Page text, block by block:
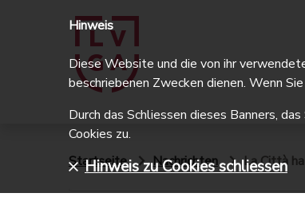
Startseite Nachrichten La Città
Hinweis
Diese Website und die von ihr
beschriebenen Zwecken dienen. Wenn
Durch das Schliessen dieses Banners,
Cookies zu.
Hinweis zu Cookies schliessen